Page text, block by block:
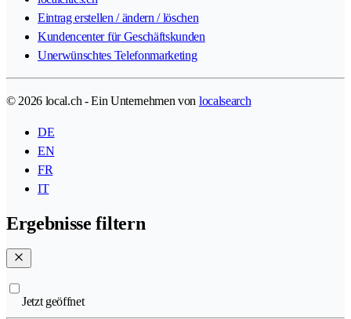
Eintrag erstellen / ändern / löschen
Kundencenter für Geschäftskunden
Unerwünschtes Telefonmarketing
© 2026 local.ch - Ein Unternehmen von localsearch
DE
EN
FR
IT
Ergebnisse filtern
Jetzt geöffnet